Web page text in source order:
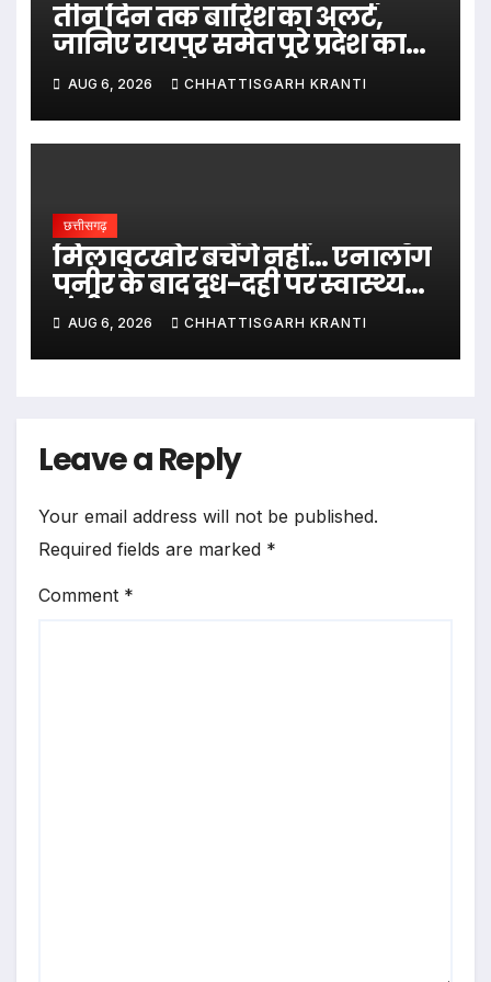
तीन दिन तक बारिश का अलर्ट,
जानिए रायपुर समेत पूरे प्रदेश का
हाल…
AUG 6, 2026 CHHATTISGARH KRANTI
छत्तीसगढ़
मिलावटखोर बचेंगे नहीं… एनालॉग
पनीर के बाद दूध-दही पर स्वास्थ्य
मंत्री का बड़ा बयान
AUG 6, 2026 CHHATTISGARH KRANTI
Leave a Reply
Your email address will not be published.
Required fields are marked *
Comment *